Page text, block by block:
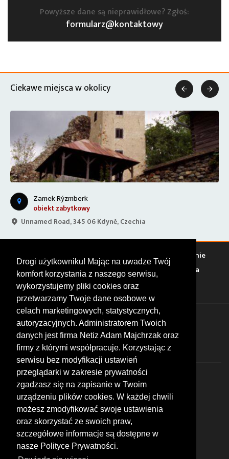
Drogi użytkowniku! Mając na uwadze Twój
komfort korzystania z naszego serwisu,
wykorzystujemy pliki cookies oraz
przetwarzamy Twoje dane osobowe w
celach marketingowych, statystycznych,
autoryzacyjnych. Administratorem Twoich
danych jest firma Netiz Adam Majchrzak oraz
firmy z którymi współpracuje. Korzystając z
serwisu bez modyfikacji ustawień
przeglądarki w zakresie prywatności
zgadzasz się na zapisanie w Twoim
urządzeniu plików cookies. W każdej chwili
możesz zmodyfikować swoje ustawienia
oraz skorzystać ze swoich praw,
szczegółowe informacje są dostępne w
nasze Polityce Prywatności.
Powyższe dane są nieprawidłowe? Zgłoś:
formularz@kontaktowy
Ciekawe miejsca w okolicy
Zamek Rýzmberk
obiekt zabytkowy
Unnamed Road, 345 06 Kdyně, Czechia
 
Warto zobaczyć Serwisy Stacje paliw
Jedzenie
Bary Zakwaterowanie Tory Zloty Rajdy
Spotkania
Targi Giełdy Szkolenia
FOLLOW US
© 2026 by MotoWhizzer.com
All rights reserved.
KONTAKT
ul. Chopina 16, I piętro